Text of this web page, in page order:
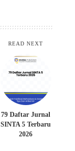
READ NEXT
79 Daftar Jurnal
SINTA 5 Terbaru
2026